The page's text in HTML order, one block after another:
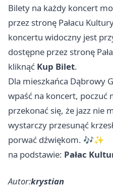
Bilety na każdy koncert
przez stronę Pałacu
koncertu widoczny jest
dostępne przez stronę
kliknąć Kup Bilet.
Dla mieszkańca Dąbrowy
wpaść na koncert, poczuć
przekonać się, że jazz nie
wystarczy przesunąć
porwać dźwiękom. 🎶✨
na podstawie: Pałac
Autor:krystian